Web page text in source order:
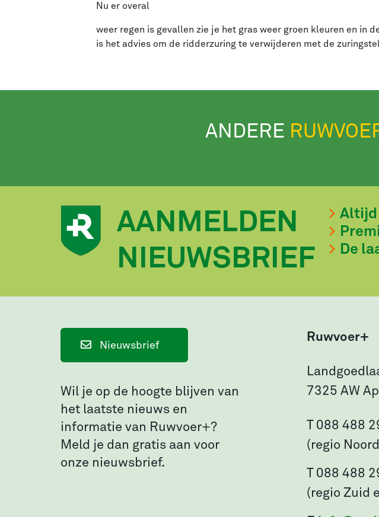
Nu er overal
weer regen is gevallen zie je het gras weer groen kleuren en in
is het advies om de ridderzuring te verwijderen met de
ANDERE
AANMELDEN
NIEUWSBRIEF
De
Nieuwsbrief
Wil je op de hoogte blijven van
het laatste nieuws en
informatie van Ruwvoer+?
Meld je dan gratis aan voor
onze nieuwsbrief.
Ruwvoer+
7325 AW
T 088 488
(regio
T 088 488
(regio Zuid